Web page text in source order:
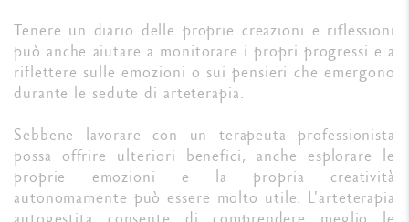
Tenere un diario delle proprie creazioni e riflessioni
può anche aiutare a monitorare i propri progressi e a
riflettere sulle emozioni o sui pensieri che emergono
durante le sedute di arteterapia.
Sebbene lavorare con un terapeuta professionista
possa offrire ulteriori benefici, anche esplorare le
proprie emozioni e la propria creatività
autonomamente può essere molto utile. L'arteterapia